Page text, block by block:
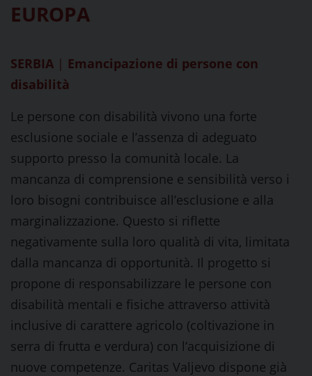
EUROPA
SERBIA | Emancipazione di persone con
disabilità
Le persone con disabilità vivono una forte
esclusione sociale e l’assenza di adeguato
supporto presso la comunità locale. La
mancanza di comprensione e sensibilità verso i
loro bisogni contribuisce all’esclusione e alla
marginalizzazione. Questo si riflette
negativamente sulla loro qualità di vita, limitata
dalla mancanza di opportunità. Il progetto si
propone di responsabilizzare le persone con
disabilità mentali e fisiche attraverso attività
inclusive di carattere agricolo (coltivazione in
serra di frutta e verdura) con l’acquisizione di
nuove competenze. Caritas Valjevo dispone già